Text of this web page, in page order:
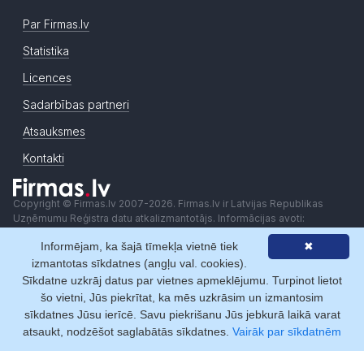
Par Firmas.lv
Statistika
Licences
Sadarbības partneri
Atsauksmes
Kontakti
Copyright © Firmas.lv 2007-2026. Firmas.lv ir Latvijas Republikas
Uzņēmumu Reģistra datu atkalizmantotājs. Informācijas avoti:
Uzņēmumu reģistra datu bāzes, Komercreģistrs, Maksātnespējas
reģistrs, Komercķīlu reģistrs, ZL uzņēmumu faktisko datu reģistrs, u.c..
Informācijai ir izziņas raksturs, un tai nav juridiska spēka. Sistēmas
lietotājs apņemas ievērot Fizisko personu datu aizsardzības likumu un
Autortiesību likumu. Firmas.lv nenes atbildību par darbībām vai
lēmumiem, kas balstīti uz saņemto pakalpojumu. Lietotājam aizliegts
izmantot jebkādas automatizētas sistēmas vai iekārtas (robotus)
piekļuvei sistēmai bez rakstiskas saskaņošanas ar Firmas.lv. Galvenā
✖
Informējam, ka šajā tīmekļa vietnē tiek
izmantotas sīkdatnes (angļu val. cookies).
Sīkdatne uzkrāj datus par vietnes apmeklējumu. Turpinot lietot
šo vietni, Jūs piekrītat, ka mēs uzkrāsim un izmantosim
sīkdatnes Jūsu ierīcē. Savu piekrišanu Jūs jebkurā laikā varat
atsaukt, nodzēšot saglabātās sīkdatnes. Vairāk par sīkdatnēm